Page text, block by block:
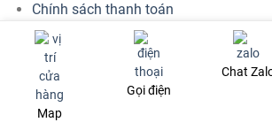
Chính sách thanh toán
Chính sách giao hàng
Chính sách bảo mật
Điều kiện và hạn chế
Map
Gọi điện
Chat